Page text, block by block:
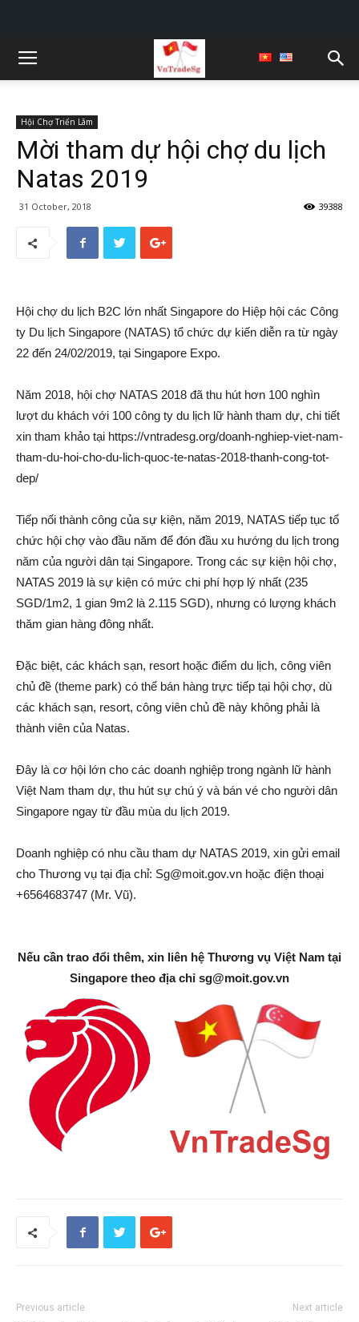
Hội Chợ Triển Lãm
Mời tham dự hội chợ du lịch
Natas 2019
31 October, 2018 39388
Hội chợ du lịch B2C lớn nhất Singapore do Hiệp hội các Công
ty Du lịch Singapore (NATAS) tổ chức dự kiến diễn ra từ ngày
22 đến 24/02/2019, tại Singapore Expo.
Năm 2018, hội chợ NATAS 2018 đã thu hút hơn 100 nghìn
lượt du khách với 100 công ty du lịch lữ hành tham dự, chi tiết
xin tham khảo tại https://vntradesg.org/doanh-nghiep-viet-nam-
tham-du-hoi-cho-du-lich-quoc-te-natas-2018-thanh-cong-tot-
dep/
Tiếp nối thành công của sự kiện, năm 2019, NATAS tiếp tục tổ
chức hội chợ vào đầu năm để đón đầu xu hướng du lịch trong
năm của người dân tại Singapore. Trong các sự kiện hội chợ,
NATAS 2019 là sự kiện có mức chi phí hợp lý nhất (235
SGD/1m2, 1 gian 9m2 là 2.115 SGD), nhưng có lượng khách
thăm gian hàng đông nhất.
Đặc biệt, các khách sạn, resort hoặc điểm du lịch, công viên
chủ đề (theme park) có thể bán hàng trực tiếp tại hội chợ, dù
các khách sạn, resort, công viên chủ đề này không phải là
thành viên của Natas.
Đây là cơ hội lớn cho các doanh nghiệp trong ngành lữ hành
Việt Nam tham dự, thu hút sự chú ý và bán vé cho người dân
Singapore ngay từ đầu mùa du lịch 2019.
Doanh nghiệp có nhu cầu tham dự NATAS 2019, xin gửi email
cho Thương vụ tại địa chỉ: Sg@moit.gov.vn hoặc điện thoại
+6564683747 (Mr. Vũ).
Nếu cần trao đổi thêm, xin liên hệ Thương vụ Việt Nam tại
Singapore theo địa chỉ sg@moit.gov.vn
Previous article Next article